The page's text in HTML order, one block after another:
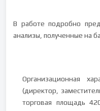
В работе подробно
анализы, полученные на
Организационная
(директор,
торговая площадь